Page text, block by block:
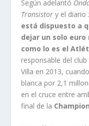
Según adelantó
Transistory el diario
está dispuesto a
dejar un solo
como lo es el
responsable del
Villa en 2013,
blanca por 2,1
en el cruce entre
final de la